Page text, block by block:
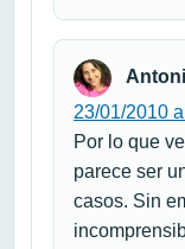
23/01/2010
Por lo que
parece ser
casos. Sin